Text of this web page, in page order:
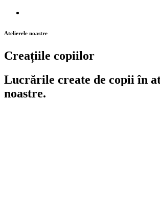
Atelierele noastre
Creațiile copiilor
Lucrările create de copii în
noastre.